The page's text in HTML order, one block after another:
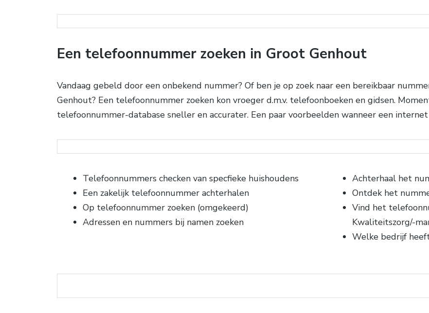
Een telefoonnummer zoeken in Groot Genhout
Vandaag gebeld door een onbekend nummer? Of ben je op zoek naar een bereikbaar
Genhout? Een telefoonnummer zoeken kon vroeger d.m.v. telefoonboeken en gidsen.
telefoonnummer-database sneller en accurater. Een paar voorbeelden wanneer een
Telefoonnummers checken van specfieke huishoudens
Een zakelijk telefoonnummer achterhalen
Op telefoonnummer zoeken (omgekeerd)
Adressen en nummers bij namen zoeken
Achterhaal het
Ontdek het
Vind het
Kwaliteitszorg/-
Welke bedrijf